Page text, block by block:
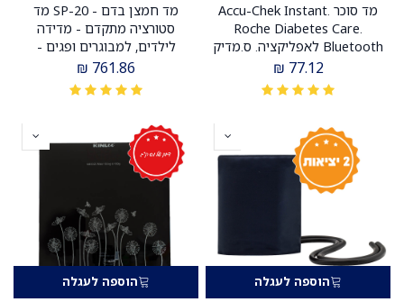
מד סוכר Accu-Chek Instant.
Roche Diabetes Care.
Bluetooth לאפליקציה. ס.מדיק
יבוא
77.12
₪
מד חמצן בדם - SP-20 מד
סטורציה מתקדם - מדידה
לילדים, למבוגרים ופגים -
פולס - פולס אוקסימטר ידני
ס.מדיק יבוא
761.86
₪
הוספה לעגלה הוספה לעגלה